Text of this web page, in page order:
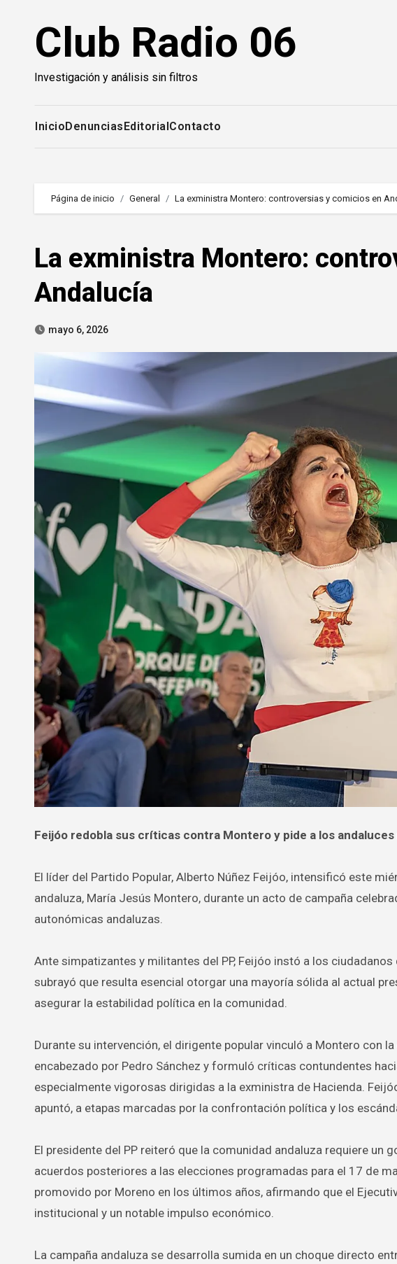
contenidoClub Radio 06
Investigación y análisis sin filtros
InicioDenunciasEditorialContacto
Página de inicio General La exministra Montero: controversias y comicios en
La exministra Montero:
Andalucía
mayo 6, 2026
Feijóo redobla sus críticas contra Montero y pide a los andaluces
El líder del Partido Popular, Alberto Núñez Feijóo, intensificó este
andaluza, María Jesús Montero, durante un acto de campaña
autonómicas andaluzas.
Ante simpatizantes y militantes del PP, Feijóo instó a los
subrayó que resulta esencial otorgar una mayoría sólida al actual
asegurar la estabilidad política en la comunidad.
Durante su intervención, el dirigente popular vinculó a Montero con
encabezado por Pedro Sánchez y formuló críticas contundentes
especialmente vigorosas dirigidas a la exministra de Hacienda.
apuntó, a etapas marcadas por la confrontación política y los
El presidente del PP reiteró que la comunidad andaluza requiere
acuerdos posteriores a las elecciones programadas para el 17 de
promovido por Moreno en los últimos años, afirmando que el
institucional y un notable impulso económico.
La campaña andaluza se desarrolla sumida en un choque directo